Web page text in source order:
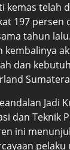
kemas telah
197 persen
tahun
kembalinya
dan
Jadi
dan Teknik
ini